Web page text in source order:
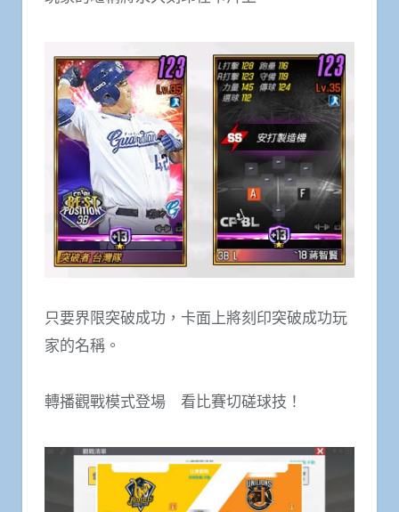
只要界限突破成功，卡面上將刻印突破成功玩
家的名稱。
轉播觀戰模式登場 看比賽切磋球技！